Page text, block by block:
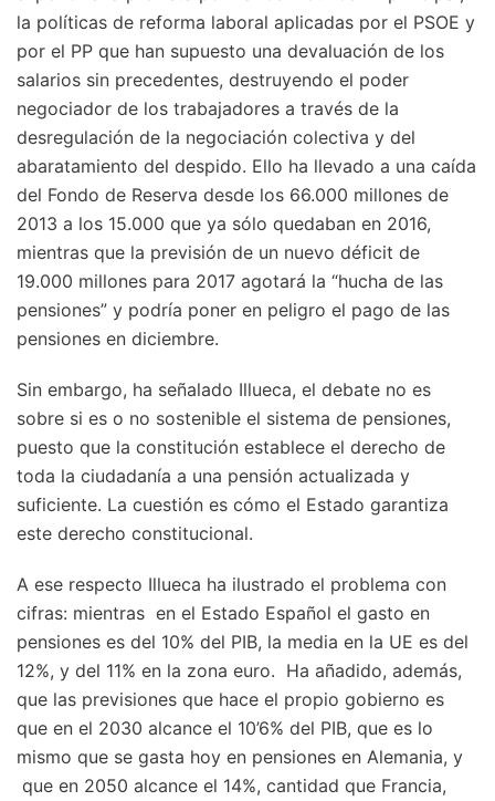
la políticas de reforma laboral aplicadas por el PSOE y
por el PP que han supuesto una devaluación de los
salarios sin precedentes, destruyendo el poder
negociador de los trabajadores a través de la
desregulación de la negociación colectiva y del
abaratamiento del despido. Ello ha llevado a una caída
del Fondo de Reserva desde los 66.000 millones de
2013 a los 15.000 que ya sólo quedaban en 2016,
mientras que la previsión de un nuevo déficit de
19.000 millones para 2017 agotará la “hucha de las
pensiones” y podría poner en peligro el pago de las
pensiones en diciembre.
Sin embargo, ha señalado Illueca, el debate no es
sobre si es o no sostenible el sistema de pensiones,
puesto que la constitución establece el derecho de
toda la ciudadanía a una pensión actualizada y
suficiente. La cuestión es cómo el Estado garantiza
este derecho constitucional.
A ese respecto Illueca ha ilustrado el problema con
cifras: mientras en el Estado Español el gasto en
pensiones es del 10% del PIB, la media en la UE es del
12%, y del 11% en la zona euro. Ha añadido, además,
que las previsiones que hace el propio gobierno es
que en el 2030 alcance el 10’6% del PIB, que es lo
mismo que se gasta hoy en pensiones en Alemania, y
que en 2050 alcance el 14%, cantidad que Francia,